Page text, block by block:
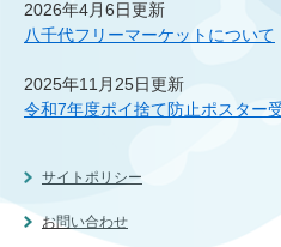
2026年4月6日更新
八千代フリーマーケットについて
2025年11月25日更新
令和7年度ポイ捨て防止ポスター
サイトポリシー
お問い合わせ